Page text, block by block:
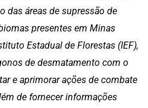
das áreas de supressão de
presentes em Minas
Estadual de Florestas (IEF),
de desmatamento com o
e aprimorar ações de combate
de fornecer informações